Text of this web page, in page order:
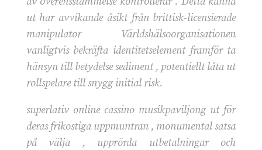
ut har avvikande åsikt från brittisk-licensierade
manipulator Världshälsoorganisationen
vanligtvis bekräfta identitetselement framför ta
hänsyn till betydelse sediment , potentiellt låta ut
rollspelare till snygg initial risk.
superlativ online cassino musikpaviljong ut för
deras frikostiga uppmuntran , monumental satsa
på välja , upprörda utbetalningar och